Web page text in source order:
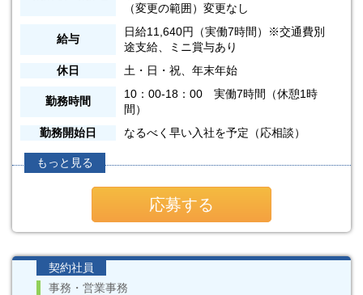
（変更の範囲）変更なし
給与
日給11,640円（実働7時間）※交通費別
途支給、ミニ賞与あり
休日
土・日・祝、年末年始
勤務時間
10：00-18：00 実働7時間（休憩1時
間）
勤務開始日
なるべく早い入社を予定（応相談）
もっと見る
応募する
契約社員
事務・営業事務